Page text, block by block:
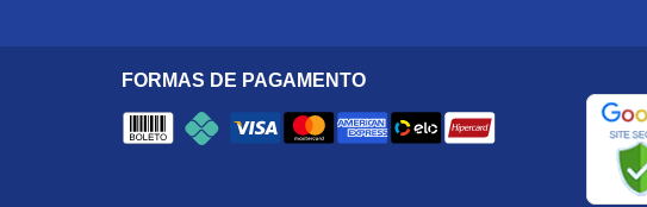
FORMAS DE PAGAMENTO